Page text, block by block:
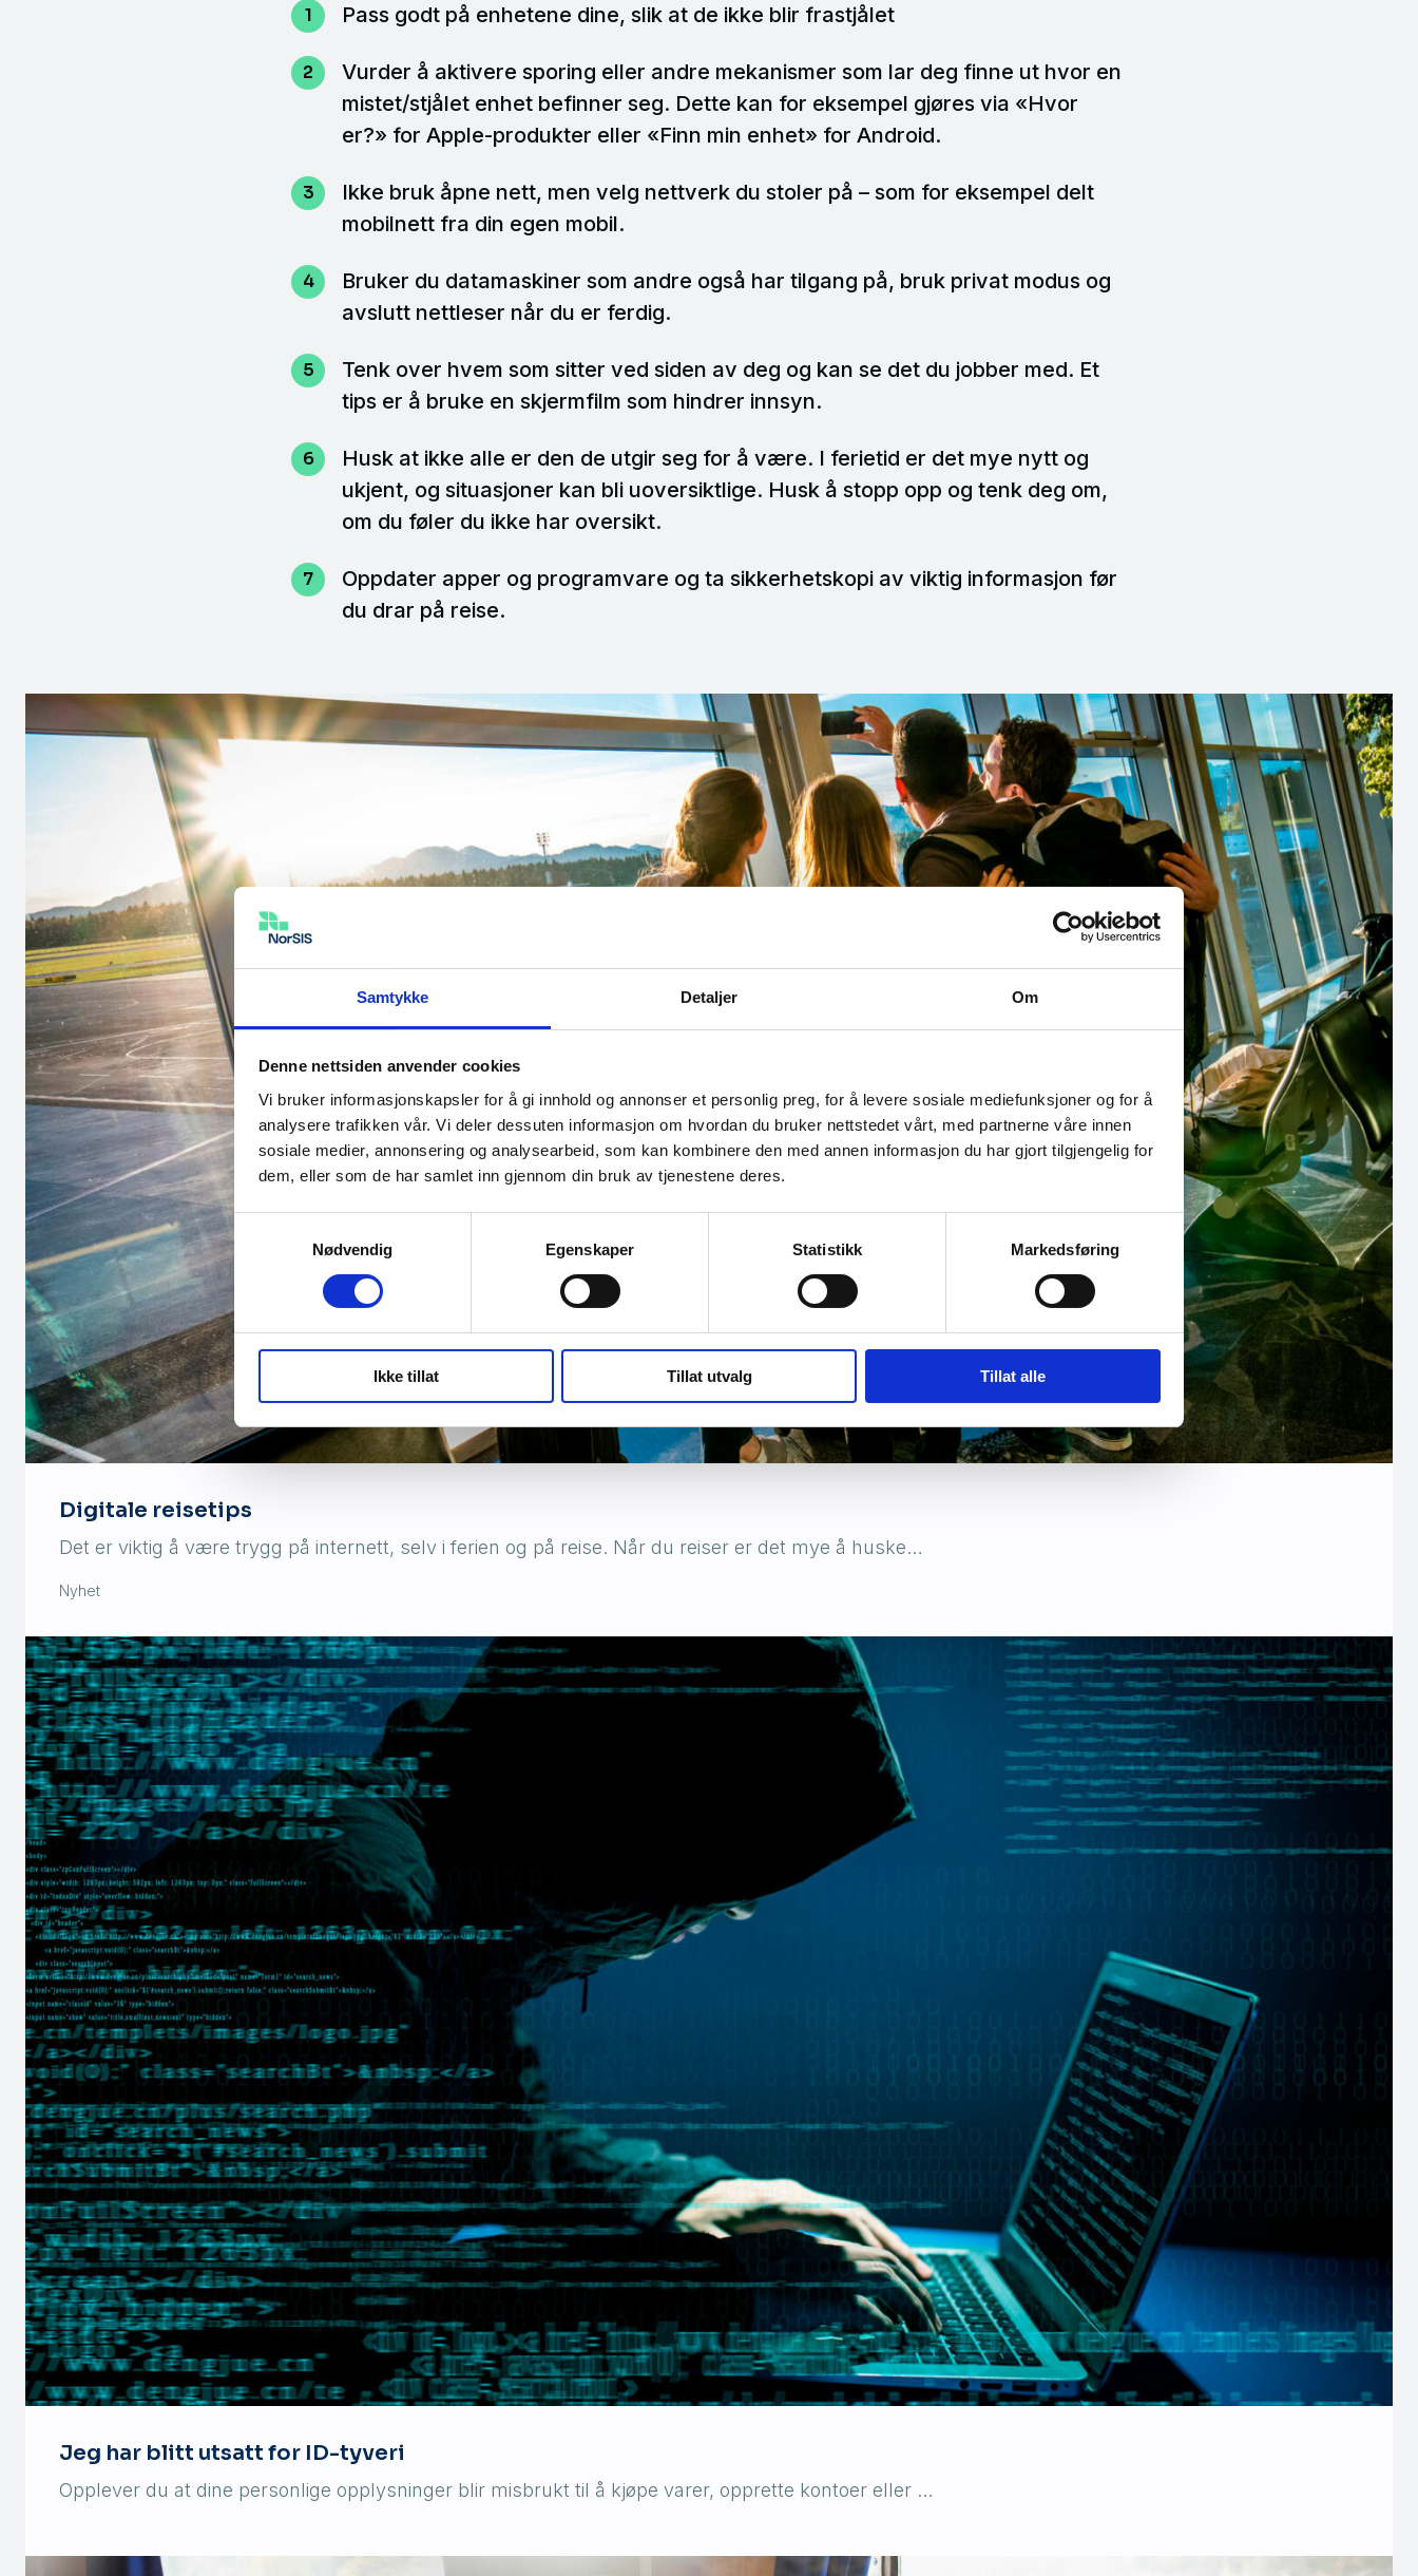
Samtykke Detaljer Om
Denne nettsiden anvender cookies
Vi bruker informasjonskapsler for å gi innhold og annonser et personlig preg, for å levere sosiale mediefunksjoner og for å
analysere trafikken vår. Vi deler dessuten informasjon om hvordan du bruker nettstedet vårt, med partnerne våre innen
sosiale medier, annonsering og analysearbeid, som kan kombinere den med annen informasjon du har gjort tilgjengelig for
dem, eller som de har samlet inn gjennom din bruk av tjenestene deres.
Nødvendig
Egenskaper Statistikk Markedsføring
Ikke tillat Tillat utvalg Tillat alle
Pass godt på enhetene dine, slik at de ikke blir frastjålet
Vurder å aktivere sporing eller andre mekanismer som lar deg finne ut hvor en
mistet/stjålet enhet befinner seg. Dette kan for eksempel gjøres via «Hvor
er?» for Apple-produkter eller «Finn min enhet» for Android.
Ikke bruk åpne nett, men velg nettverk du stoler på – som for eksempel delt
mobilnett fra din egen mobil.
Bruker du datamaskiner som andre også har tilgang på, bruk privat modus og
avslutt nettleser når du er ferdig.
Tenk over hvem som sitter ved siden av deg og kan se det du jobber med. Et
tips er å bruke en skjermfilm som hindrer innsyn.
Husk at ikke alle er den de utgir seg for å være. I ferietid er det mye nytt og
ukjent, og situasjoner kan bli uoversiktlige. Husk å stopp opp og tenk deg om,
om du føler du ikke har oversikt.
Oppdater apper og programvare og ta sikkerhetskopi av viktig informasjon før
du drar på reise.
Digitale reisetips
Det er viktig å være trygg på internett, selv i ferien og på reise. Når du reiser er det mye å huske…
Nyhet
Jeg har blitt utsatt for ID-tyveri
Opplever du at dine personlige opplysninger blir misbrukt til å kjøpe varer, opprette kontoer eller …